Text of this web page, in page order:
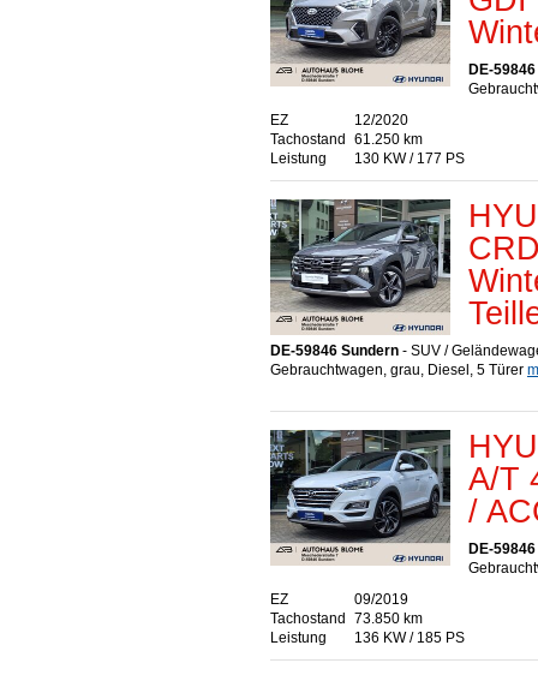
DE-
EZ
12/2020
Tachostand
61.250 km
Leistung
130 KW / 177 PS
DE-59846 Sundern - SUV /
Gebrauchtwagen, grau, Diesel, 5 Türer
A/T
/
DE-
EZ
09/2019
Tachostand
73.850 km
Leistung
136 KW / 185 PS